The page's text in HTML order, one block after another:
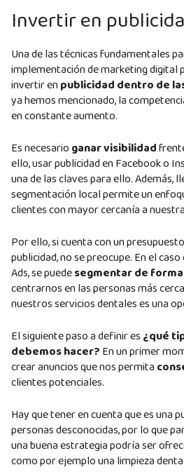
Invertir en
Una de las técnicas fundamentales
implementación de marketing digital
invertir enpublicidad dentro de
ya hemos mencionado, la
en constante aumento.
Es necesario ganar visibilidad
ello, usar publicidad en Facebook o
una de las claves para ello. Además,
segmentación local permite un
clientes con mayor cercanía a
Por ello, si cuenta con un
publicidad, no se preocupe. En el
Ads, se puedesegmentar de
centrarnos en las personas más
nuestros servicios dentales es una
El siguiente paso a definir es ¿qué
debemos hacer? En un primer
crear anuncios que nos permita
clientes potenciales.
Hay que tener en cuenta que es una
personas desconocidas, por lo que
una buena estrategia podría ser
como por ejemplo una limpieza